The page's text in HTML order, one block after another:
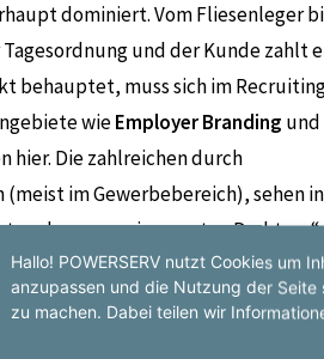
dominiert. Vom Fliesenleger
und der Kunde zahlt
behauptet, muss sich im
wieEmployer Branding
hier. Die zahlreichen durch
im Gewerbebereich), sehen
und nur wer einen guten Draht zu
Mehr noch, alsRecruiterIn
Ihrer Zuverlässigkeit überzeugen
Kundenseite, mit der Sie ebenfalls
Hallo! POWERSERV nutzt Cookies um
anzupassen und die Nutzung der Seite
zu machen. Dabei teilen wir